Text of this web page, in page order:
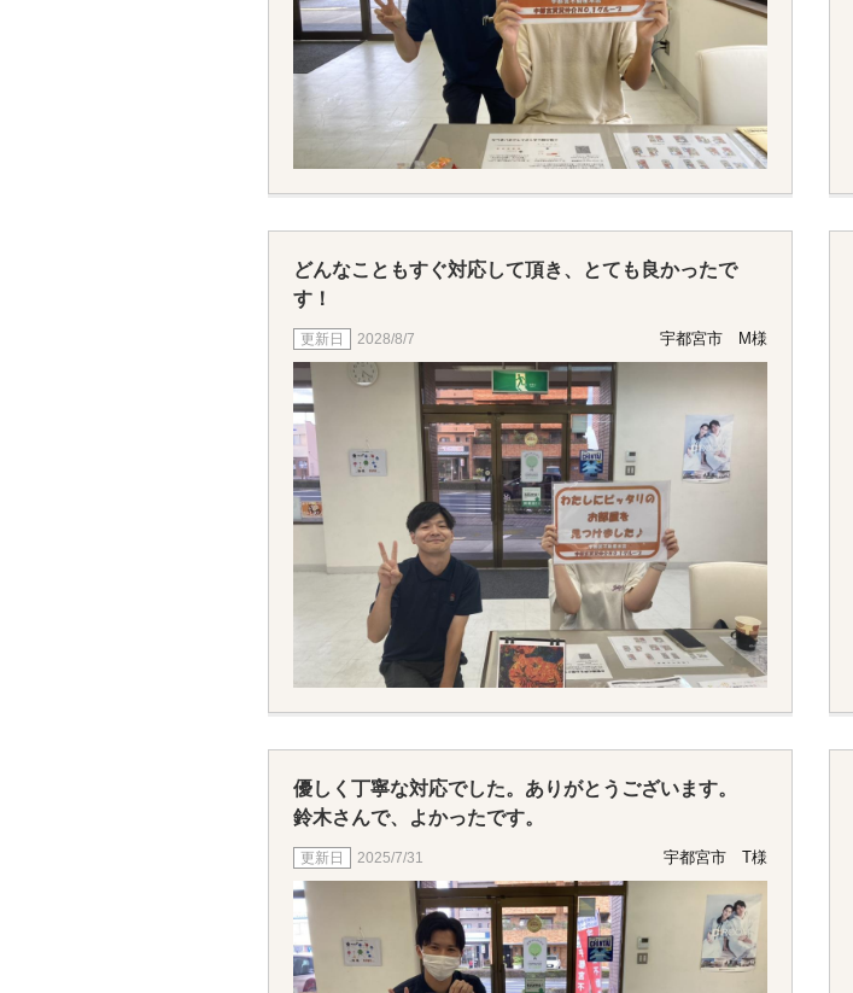
どんなこともすぐ対応して頂き、とても良かったで
す！
2028/8/7 宇都宮市 M様
優しく丁寧な対応でした。ありがとうございます。
鈴木さんで、よかったです。
2025/7/31 宇都宮市 T様